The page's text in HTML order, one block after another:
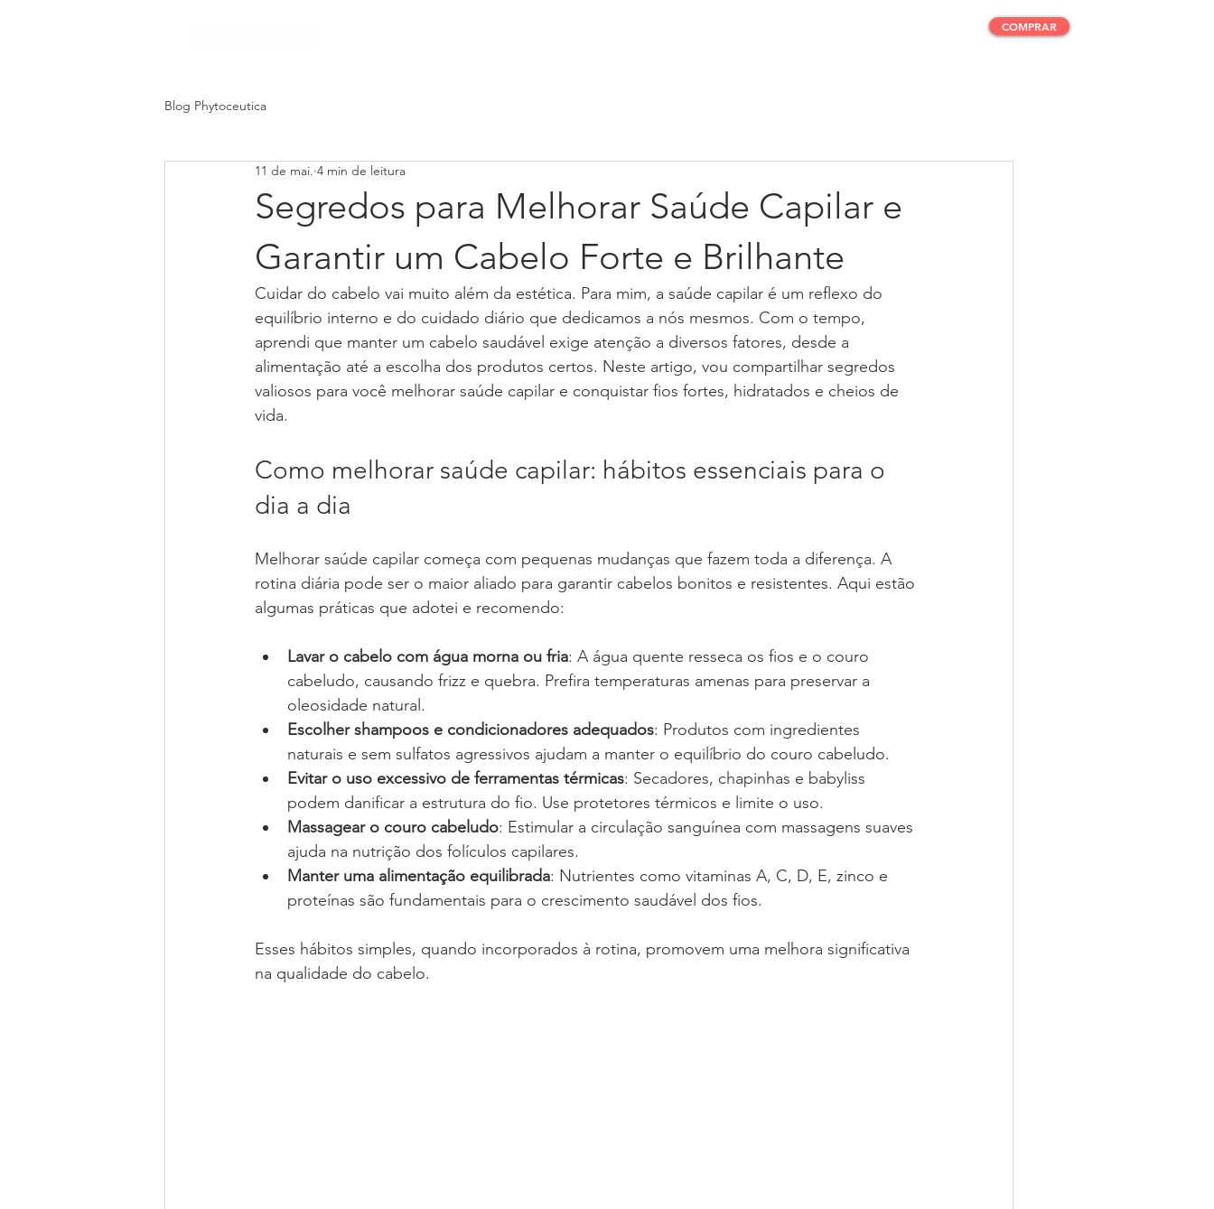
COMPRAR
Blog Phytoceutica
Segredos para Melhorar Saúde Capilar e
Garantir um Cabelo Forte e Brilhante
11 de mai. 4 min de leitura
Cuidar do cabelo vai muito além da estética. Para mim, a saúde capilar é um reflexo do
equilíbrio interno e do cuidado diário que dedicamos a nós mesmos. Com o tempo,
aprendi que manter um cabelo saudável exige atenção a diversos fatores, desde a
alimentação até a escolha dos produtos certos. Neste artigo, vou compartilhar segredos
valiosos para você melhorar saúde capilar e conquistar fios fortes, hidratados e cheios de
vida.
Como melhorar saúde capilar: hábitos essenciais para o
dia a dia
Melhorar saúde capilar começa com pequenas mudanças que fazem toda a diferença. A
rotina diária pode ser o maior aliado para garantir cabelos bonitos e resistentes. Aqui estão
algumas práticas que adotei e recomendo:
Lavar o cabelo com água morna ou fria: A água quente resseca os fios e o couro
cabeludo, causando frizz e quebra. Prefira temperaturas amenas para preservar a
oleosidade natural.
Escolher shampoos e condicionadores adequados: Produtos com ingredientes
naturais e sem sulfatos agressivos ajudam a manter o equilíbrio do couro cabeludo.
Evitar o uso excessivo de ferramentas térmicas: Secadores, chapinhas e babyliss
podem danificar a estrutura do fio. Use protetores térmicos e limite o uso.
Massagear o couro cabeludo: Estimular a circulação sanguínea com massagens suaves
ajuda na nutrição dos folículos capilares.
Manter uma alimentação equilibrada: Nutrientes como vitaminas A, C, D, E, zinco e
proteínas são fundamentais para o crescimento saudável dos fios.
Esses hábitos simples, quando incorporados à rotina, promovem uma melhora significativa
na qualidade do cabelo.